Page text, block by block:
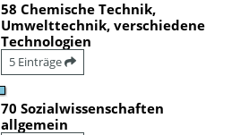
58 Chemische Technik,
Umwelttechnik, verschiedene
Technologien
5 Einträge
70 Sozialwissenschaften
allgemein